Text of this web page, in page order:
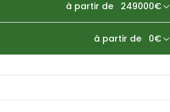
à partir de 249000€
à partir de 0€